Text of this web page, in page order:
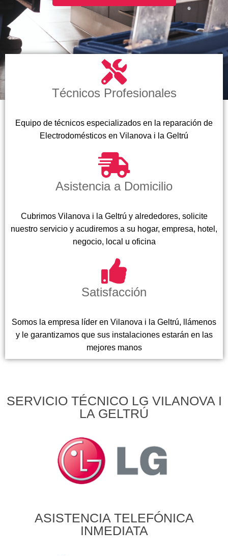
Técnicos Profesionales
Equipo de técnicos especializados en la reparación de
Electrodomésticos en Vilanova i la Geltrú
Asistencia a Domicilio
Cubrimos Vilanova i la Geltrú y alrededores, solicite
nuestro servicio y acudiremos a su hogar, empresa, hotel,
negocio, local u oficina
Satisfacción
Somos la empresa líder en Vilanova i la Geltrú, llámenos
y le garantizamos que sus instalaciones estarán en las
mejores manos
SERVICIO TÉCNICO LG VILANOVA I
LA GELTRÚ
ASISTENCIA TELEFÓNICA
INMEDIATA